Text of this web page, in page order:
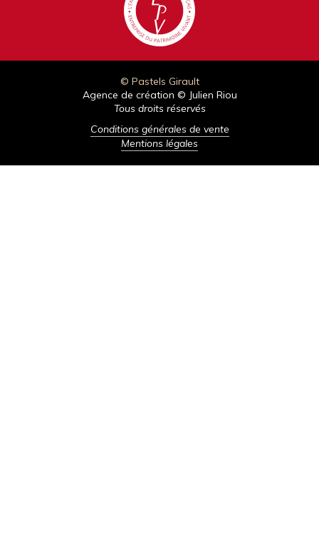
© Pastels Girault
Agence de création © Julien Riou
Tous droits réservés
Conditions générales de vente
Mentions légales